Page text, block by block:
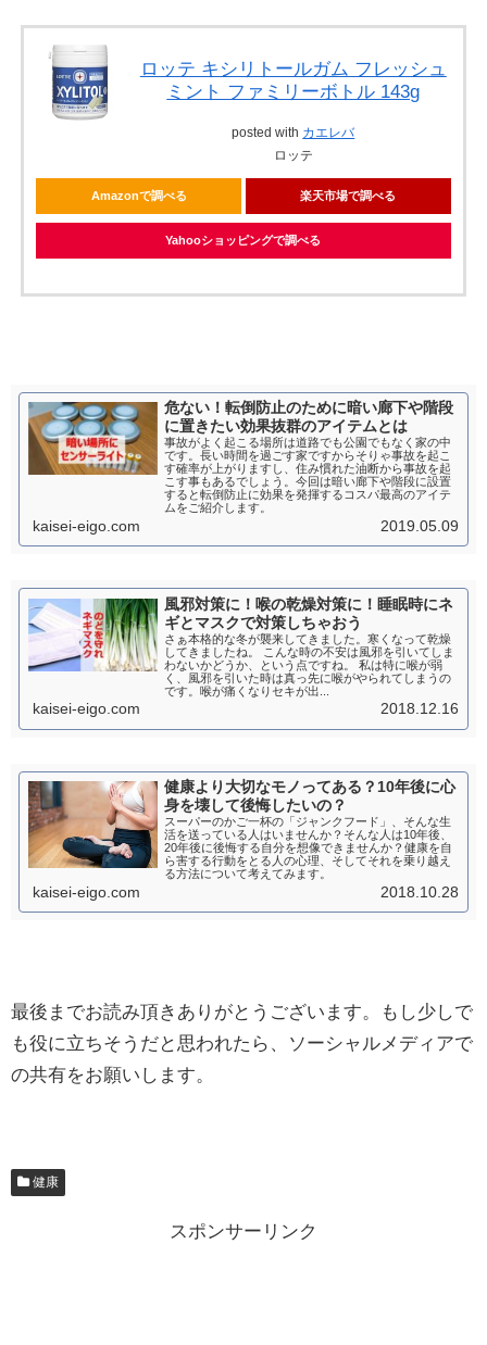
ロッテ キシリトールガム フレッシュ
ミント ファミリーボトル 143g
posted with カエレバ
ロッテ
Amazonで調べる 楽天市場で調べる
Yahooショッピングで調べる
危ない！転倒防止のために暗い廊下や階段
に置きたい効果抜群のアイテムとは
事故がよく起こる場所は道路でも公園でもなく家の中
です。長い時間を過ごす家ですからそりゃ事故を起こ
す確率が上がりますし、住み慣れた油断から事故を起
こす事もあるでしょう。今回は暗い廊下や階段に設置
すると転倒防止に効果を発揮するコスパ最高のアイテ
ムをご紹介します。
kaisei-eigo.com 2019.05.09
風邪対策に！喉の乾燥対策に！睡眠時にネ
ギとマスクで対策しちゃおう
さぁ本格的な冬が襲来してきました。寒くなって乾燥
してきましたね。 こんな時の不安は風邪を引いてしま
わないかどうか、という点ですね。 私は特に喉が弱
く、風邪を引いた時は真っ先に喉がやられてしまうの
です。喉が痛くなりセキが出...
kaisei-eigo.com 2018.12.16
健康より大切なモノってある？10年後に心
身を壊して後悔したいの？
スーパーのかご一杯の「ジャンクフード」、そんな生
活を送っている人はいませんか？そんな人は10年後、
20年後に後悔する自分を想像できませんか？健康を自
ら害する行動をとる人の心理、そしてそれを乗り越え
る方法について考えてみます。
kaisei-eigo.com 2018.10.28
最後までお読み頂きありがとうございます。もし少しで
も役に立ちそうだと思われたら、ソーシャルメディアで
の共有をお願いします。
健康
スポンサーリンク